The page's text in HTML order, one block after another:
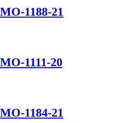
1188-21
1111-20
1184-21